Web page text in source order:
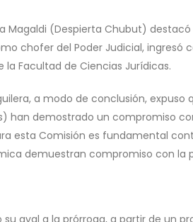
Magaldi (Despierta Chubut)
chofer del Poder Judicial, ingresó
Facultad de Ciencias Jurídicas.
a modo de conclusión, expuso
han demostrado un compromiso
esta Comisión es fundamental
demuestran compromiso con la